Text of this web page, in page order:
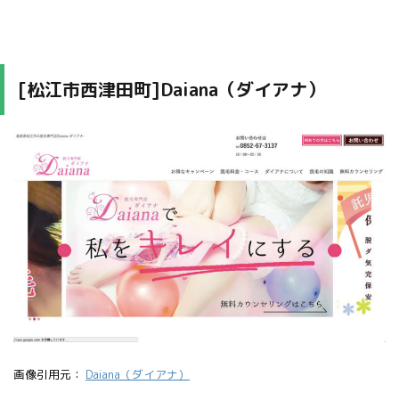
[松江市西津田町]Daiana（ダイアナ）
画像引用元： Daiana（ダイアナ）